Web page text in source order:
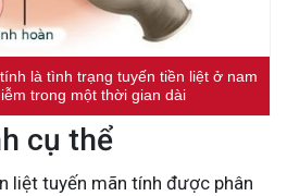
là tình trạng tuyến tiền liệt ở nam
trong một thời gian dài
cụ thể
liệt tuyến mãn tính được phân